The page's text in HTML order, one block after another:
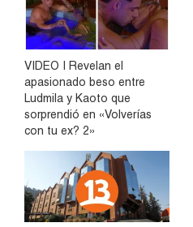
VIDEO | Revelan el
apasionado beso entre
Ludmila y Kaoto que
sorprendió en «Volverías
con tu ex? 2»